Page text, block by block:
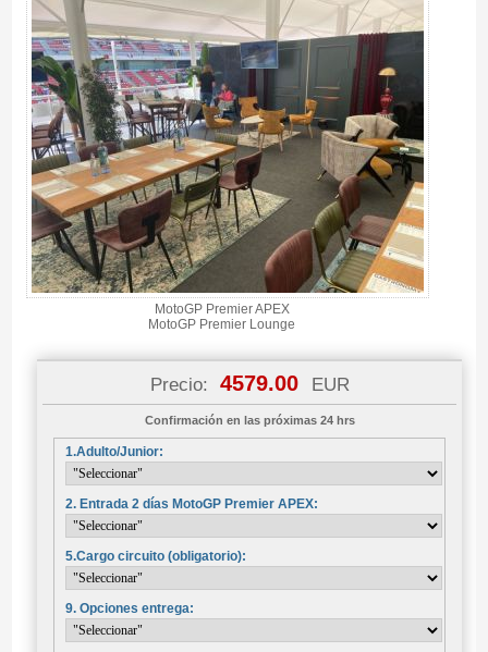
MotoGP Premier APEX
MotoGP Premier Lounge
Precio: 4579.00 EUR
Confirmación en las próximas 24 hrs
1.Adulto/Junior:
2. Entrada 2 días MotoGP Premier APEX:
5.Cargo circuito (obligatorio):
9. Opciones entrega: